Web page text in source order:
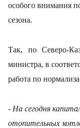
особого внимания
сезона.
Так, по Северо-
министра, в
работа по
- На сегодня
отопительных